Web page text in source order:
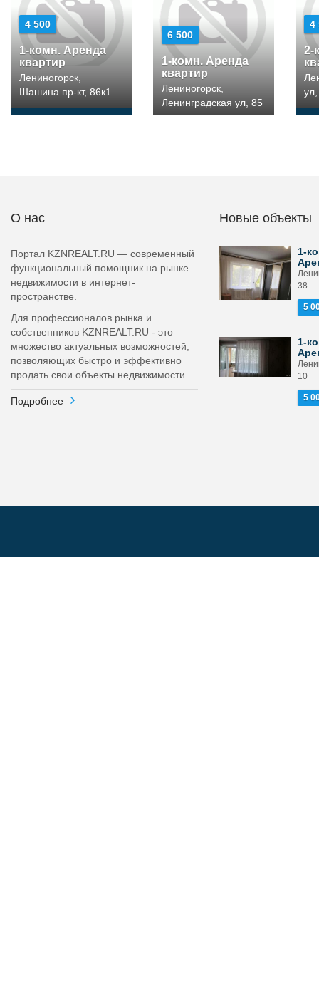
4 500
1-комн. Аренда
квартир
Лениногорск,
Шашина пр-кт, 86к1
6 500
1-комн. Аренда
квартир
Лениногорск,
Ленинградская ул, 85
4
2-
О нас
Портал KZNREALT.RU — современный
функциональный помощник на рынке
недвижимости в интернет-
пространстве.
Для профессионалов рынка и
собственников KZNREALT.RU - это
множество актуальных возможностей,
позволяющих быстро и эффективно
продать свои объекты недвижимости.
Подробнее
Новые объекты
1-
38
5
1-
10
5